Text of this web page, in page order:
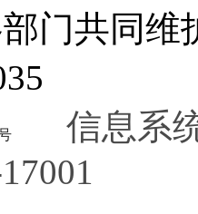
部门共同
信息系